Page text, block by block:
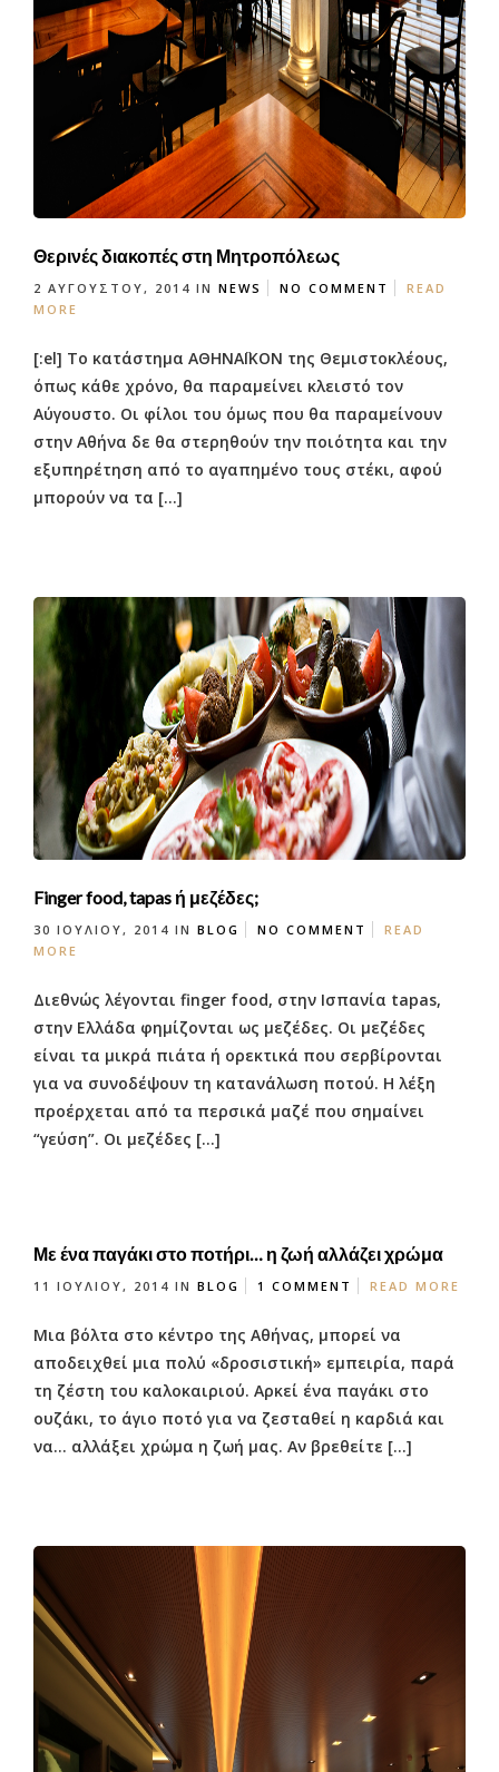
Θερινές διακοπές στη Μητροπόλεως
2 ΑΥΓΟΎΣΤΟΥ, 2014 IN NEWS NO COMMENT
READ
MORE
[:el] To κατάστημα ΑΘΗΝΑΪΚΟΝ της Θεμιστοκλέους,
όπως κάθε χρόνο, θα παραμείνει κλειστό τον
Αύγουστο. Οι φίλοι του όμως που θα παραμείνουν
στην Αθήνα δε θα στερηθούν την ποιότητα και την
εξυπηρέτηση από το αγαπημένο τους στέκι, αφού
μπορούν να τα […]
Finger food, tapas ή μεζέδες;
30 ΙΟΥΛΊΟΥ, 2014 IN BLOG NO COMMENT
READ
MORE
Διεθνώς λέγονται finger food, στην Ισπανία tapas,
στην Ελλάδα φημίζονται ως μεζέδες. Οι μεζέδες
είναι τα μικρά πιάτα ή ορεκτικά που σερβίρονται
για να συνοδέψουν τη κατανάλωση ποτού. Η λέξη
προέρχεται από τα περσικά μαζέ που σημαίνει
“γεύση”. Οι μεζέδες […]
Με ένα παγάκι στο ποτήρι… η ζωή αλλάζει χρώμα
11 ΙΟΥΛΊΟΥ, 2014 IN BLOG 1 COMMENT READ MORE
Μια βόλτα στο κέντρο της Αθήνας, μπορεί να
αποδειχθεί μια πολύ «δροσιστική» εμπειρία, παρά
τη ζέστη του καλοκαιριού. Αρκεί ένα παγάκι στο
ουζάκι, το άγιο ποτό για να ζεσταθεί η καρδιά και
να… αλλάξει χρώμα η ζωή μας. Αν βρεθείτε […]